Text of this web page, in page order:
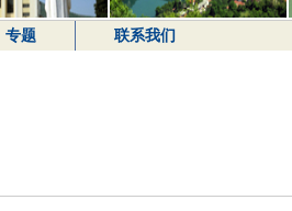
专题 联系我们